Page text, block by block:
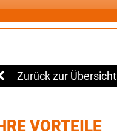
Zurück zur Übersicht
VORTEILE